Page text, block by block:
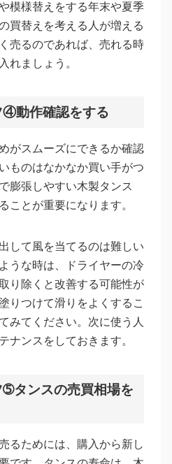
模様替えをする年末や夏季
買替えを考える人が増える
売るのであれば、売れる時
れましょう。
④動作確認をする
がスムーズにできるか確認
ものはなかなか買い手がつ
膨張しやすい木製タンス
ことが重要になります。
して風を当てるのは難しい
うな時は、ドライヤーの冷
り除くと改善する可能性が
りつけて滑りをよくするこ
みてください。次に使う人
ナンスをしておきます。
タンスの売買相場を
るためには、購入から新し